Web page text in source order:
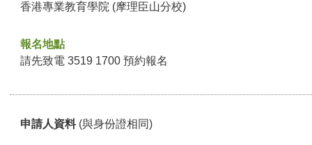
香港專業教育學院 (摩理臣山分校)
報名地點
請先致電 3519 1700 預約報名
申請人資料 (與身份證相同)